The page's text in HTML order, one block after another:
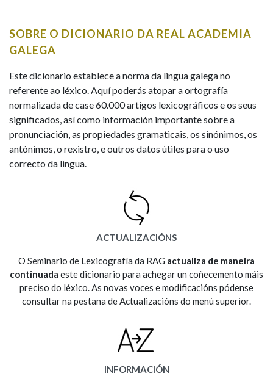
CASA-MUSEO EMILIA PARDO
HISTORIA
PRIMAVERA DAS LETRAS
PORTAL DAS PALABRAS
Comeza por
Remata por
Contén
Nos exemplos
Na fraseoloxía
SOBRE O DICIONARIO DA REAL ACADEMIA
GALEGA
Este dicionario establece a norma da lingua galega no
referente ao léxico. Aquí poderás atopar a ortografía
normalizada de case 60.000 artigos lexicográficos e os seus
significados, así como información importante sobre a
pronunciación, as propiedades gramaticais, os sinónimos, os
antónimos, o rexistro, e outros datos útiles para o uso
correcto da lingua.
ACTUALIZACIÓNS
O Seminario de Lexicografía da RAG actualiza de maneira
continuada este dicionario para achegar un coñecemento máis
preciso do léxico. As novas voces e modificacións pódense
consultar na pestana de Actualizacións do menú superior.
INFORMACIÓN